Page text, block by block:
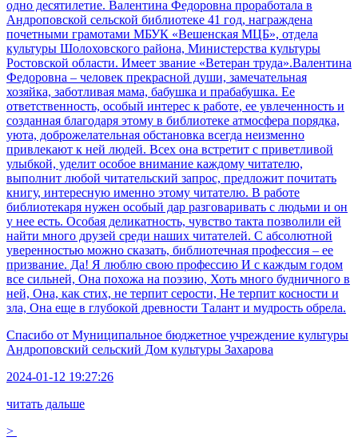
одно десятилетие. Валентина Федоровна проработала в
Андроповской сельской библиотеке 41 год, награждена
почетными грамотами МБУК «Вешенская МЦБ», отдела
культуры Шолоховского района, Министерства культуры
Ростовской области. Имеет звание «Ветеран труда».Валентина
Федоровна – человек прекрасной души, замечательная
хозяйка, заботливая мама, бабушка и прабабушка. Ее
ответственность, особый интерес к работе, ее увлеченность и
созданная благодаря этому в библиотеке атмосфера порядка,
уюта, доброжелательная обстановка всегда неизменно
привлекают к ней людей. Всех она встретит с приветливой
улыбкой, уделит особое внимание каждому читателю,
выполнит любой читательский запрос, предложит почитать
книгу, интересную именно этому читателю. В работе
библиотекаря нужен особый дар разговаривать с людьми и он
у нее есть. Особая деликатность, чувство такта позволили ей
найти много друзей среди наших читателей. С абсолютной
уверенностью можно сказать, библиотечная профессия – ее
призвание. Да! Я люблю свою профессию И с каждым годом
все сильней, Она похожа на поэзию, Хоть много будничного в
ней, Она, как стих, не терпит серости, Не терпит косности и
зла, Она еще в глубокой древности Талант и мудрость обрела.
Спасибо от Муниципальное бюджетное учреждение культуры
Андроповский сельский Дом культуры Захарова
2024-01-12 19:27:26
читать дальше
>